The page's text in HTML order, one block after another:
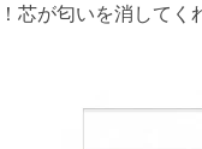
芯が匂いを消して